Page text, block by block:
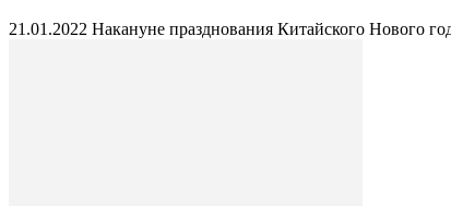
21.01.2022 Накануне празднования Китайского Нового